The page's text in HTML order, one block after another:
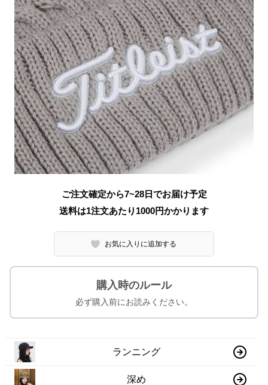
ご注文確定から7~28日でお届け予定
送料は1注文あたり 1000円かかります
お気に入りに追加する
購入時のルール
必ず購入前にお読みください。
ランニング
深め